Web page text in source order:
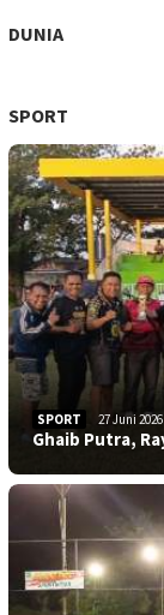
DUNIA
SPORT
SPORT 27 Juni 2026
Ghaib Putra,